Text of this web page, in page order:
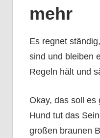
mehr
Es regnet
sind und bleiben
Regeln hält und
Okay, das soll es
Hund tut das
großen braunen